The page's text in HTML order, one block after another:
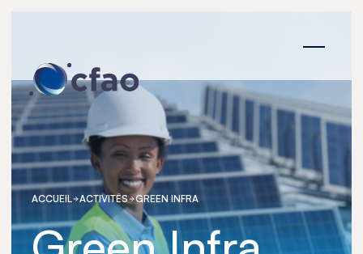
ACCUEIL ACTIVITÉS GREEN INFRA
Panneau de gestion des cookies